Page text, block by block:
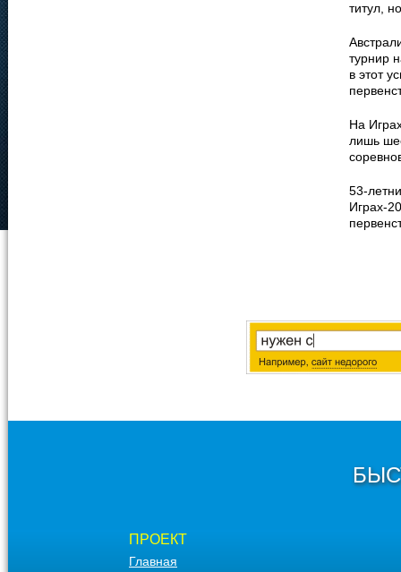
титул,
турнир
в этот
На
лишь
53-
Играх-
ПРОЕКТ
Главная